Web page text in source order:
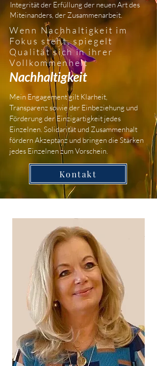
Integrität der Erfüllung der neuen Art des
Miteinanders, der Zusammenarbeit.
Wenn Nachhaltigkeit im
Fokus steht, spiegelt
Qualität sich in ihrer
Vollkommenheit
Nachhaltigkeit
Mein Engagement gilt Klarheit,
Transparenz sowie der Einbeziehung und
Förderung der Einzigartigkeit jedes
Einzelnen. Solidarität und Zusammenhalt
fördern Akzeptanz und bringen die Stärken
jedes Einzelnen zum Vorschein.
Kontakt